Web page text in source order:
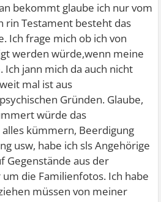
bekommt glaube ich nur vom
rin Testament besteht das
Ich frage mich ob ich von
werden würde,wenn meine
jann mich da auch nicht
mal ist aus
Gründen. Glaube,
würde das
kümmern, Beerdigung
usw, habe ich sls Angehörige
Gegenstände aus der
die Familienfotos. Ich habe
müssen von meiner